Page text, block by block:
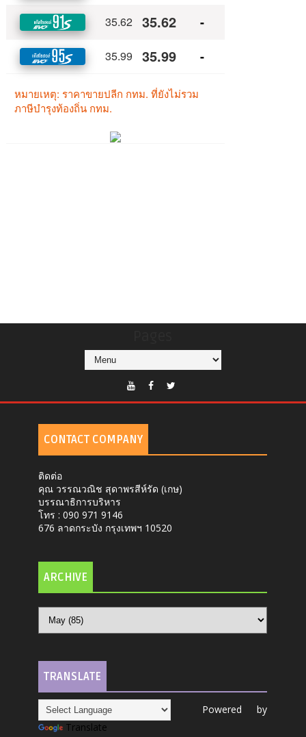
CONTACT COMPANY
ติดต่อ
คุณ วรรณวณิช สุดาพรสีห์รัด (เกษ)
บรรณาธิการบริหาร
โทร : 090 971 9146
676 ลาดกระบัง กรุงเทพฯ 10520
ARCHIVE
TRANSLATE
Powered by
Translate